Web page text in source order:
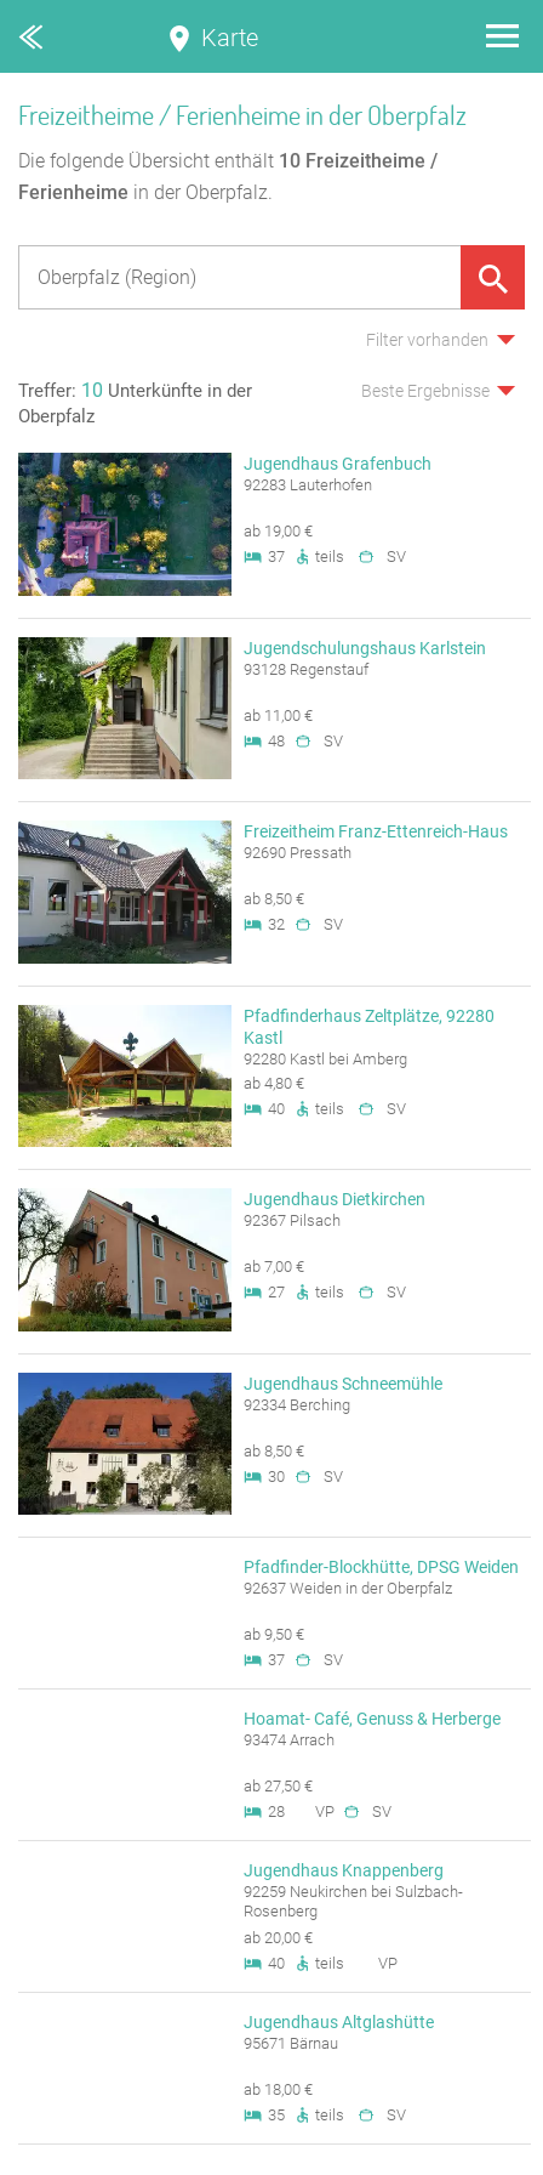
Karte
Freizeitheime / Ferienheime in der Oberpfalz
Die folgende Übersicht enthält 10 Freizeitheime /
Ferienheime in der Oberpfalz.
Filter vorhanden
Treffer: 10 Unterkünfte in der
Oberpfalz
Beste Ergebnisse
Jugendhaus Grafenbuch
92283 Lauterhofen
ab 19,00 €
37
teils SV
Jugendschulungshaus Karlstein
93128 Regenstauf
ab 11,00 €
48
SV
Freizeitheim Franz-Ettenreich-Haus
92690 Pressath
ab 8,50 €
32
SV
Pfadfinderhaus Zeltplätze, 92280
Kastl
92280 Kastl bei Amberg
ab 4,80 €
40
teils SV
Jugendhaus Dietkirchen
92367 Pilsach
ab 7,00 €
27
teils SV
Jugendhaus Schneemühle
92334 Berching
ab 8,50 €
30
SV
Pfadfinder-Blockhütte, DPSG Weiden
92637 Weiden in der Oberpfalz
ab 9,50 €
37
SV
Hoamat- Café, Genuss & Herberge
93474 Arrach
ab 27,50 €
28
VP SV
Jugendhaus Knappenberg
92259 Neukirchen bei Sulzbach-
Rosenberg
ab 20,00 €
40
teils VP
Jugendhaus Altglashütte
95671 Bärnau
ab 18,00 €
35
teils SV